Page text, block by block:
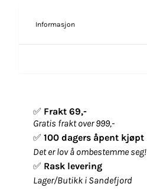
Informasjon
✅ Frakt 69,-
Gratis frakt over 999,-
✅ 100 dagers åpent kjøpt
Det er lov å ombestemme seg!
✅ Rask levering
Lager/Butikk i Sandefjord